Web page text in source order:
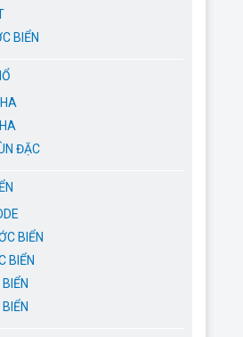
BIỂN
ĐẶC
BIỂN
BIỂN